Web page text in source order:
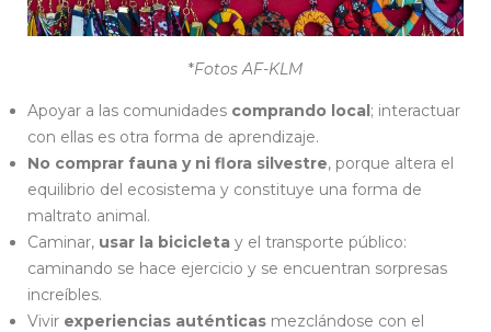
*Fotos AF-KLM
Apoyar a las comunidades comprando local; interactuar
con ellas es otra forma de aprendizaje.
No comprar fauna y ni flora silvestre, porque altera el
equilibrio del ecosistema y constituye una forma de
maltrato animal.
Caminar, usar la bicicleta y el transporte público:
caminando se hace ejercicio y se encuentran sorpresas
increíbles.
Vivir experiencias auténticas mezclándose con el